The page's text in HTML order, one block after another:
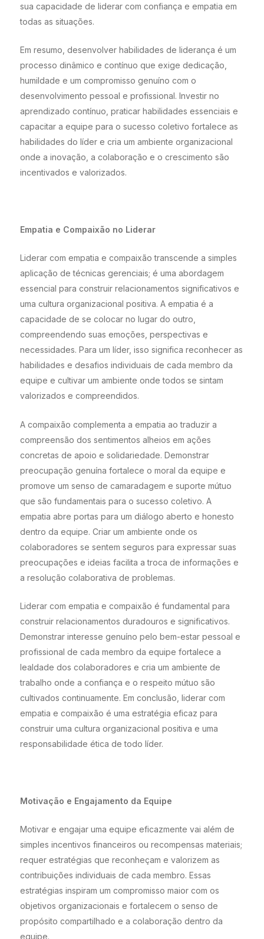
sua capacidade de liderar com confiança e empatia em
todas as situações.
Em resumo, desenvolver habilidades de liderança é um
processo dinâmico e contínuo que exige dedicação,
humildade e um compromisso genuíno com o
desenvolvimento pessoal e profissional. Investir no
aprendizado contínuo, praticar habilidades essenciais e
capacitar a equipe para o sucesso coletivo fortalece as
habilidades do líder e cria um ambiente organizacional
onde a inovação, a colaboração e o crescimento são
incentivados e valorizados.
Empatia e Compaixão no Liderar
Liderar com empatia e compaixão transcende a simples
aplicação de técnicas gerenciais; é uma abordagem
essencial para construir relacionamentos significativos e
uma cultura organizacional positiva. A empatia é a
capacidade de se colocar no lugar do outro,
compreendendo suas emoções, perspectivas e
necessidades. Para um líder, isso significa reconhecer as
habilidades e desafios individuais de cada membro da
equipe e cultivar um ambiente onde todos se sintam
valorizados e compreendidos.
A compaixão complementa a empatia ao traduzir a
compreensão dos sentimentos alheios em ações
concretas de apoio e solidariedade. Demonstrar
preocupação genuína fortalece o moral da equipe e
promove um senso de camaradagem e suporte mútuo
que são fundamentais para o sucesso coletivo. A
empatia abre portas para um diálogo aberto e honesto
dentro da equipe. Criar um ambiente onde os
colaboradores se sentem seguros para expressar suas
preocupações e ideias facilita a troca de informações e
a resolução colaborativa de problemas.
Liderar com empatia e compaixão é fundamental para
construir relacionamentos duradouros e significativos.
Demonstrar interesse genuíno pelo bem-estar pessoal e
profissional de cada membro da equipe fortalece a
lealdade dos colaboradores e cria um ambiente de
trabalho onde a confiança e o respeito mútuo são
cultivados continuamente. Em conclusão, liderar com
empatia e compaixão é uma estratégia eficaz para
construir uma cultura organizacional positiva e uma
responsabilidade ética de todo líder.
Motivação e Engajamento da Equipe
Motivar e engajar uma equipe eficazmente vai além de
simples incentivos financeiros ou recompensas materiais;
requer estratégias que reconheçam e valorizem as
contribuições individuais de cada membro. Essas
estratégias inspiram um compromisso maior com os
objetivos organizacionais e fortalecem o senso de
propósito compartilhado e a colaboração dentro da
equipe.